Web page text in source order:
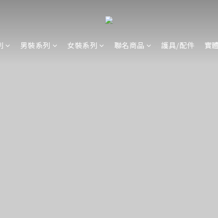
男裝系列 女裝系列 聯名商品 護具/配件 實